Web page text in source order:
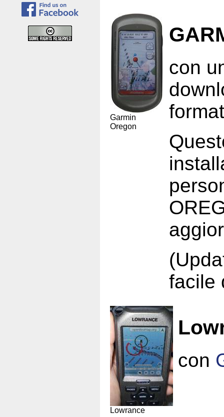
Garmin
Oregon
con
facile
Lowrance
con